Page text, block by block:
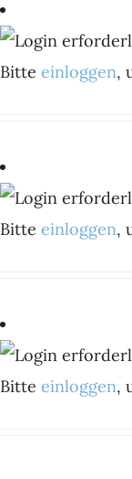
Bitte einloggen,
Bitte einloggen,
Bitte einloggen,